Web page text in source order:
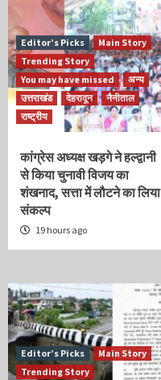
Editor’s Picks
Main Story
Trending Story
You may have missed
अन्य
उत्तराखंड
देहरादून
नैनीताल
राष्ट्रीय
कांग्रेस अध्यक्ष खड़गे ने हल्द्वानी
से किया चुनावी विजय का
शंखनाद, सत्ता में लौटने का लिया
संकल्प
19 hours ago
Editor’s Picks
Main Story
Trending Story